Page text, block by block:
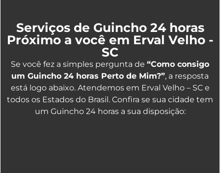
Serviços de Guincho 24 horas
Próximo a você em Erval Velho -
SC
Se você fez a simples pergunta de “Como consigo
um Guincho 24 horas Perto de Mim?”, a resposta
está logo abaixo. Atendemos em Erval Velho – SC e
todos os Estados do Brasil. Confira se sua cidade tem
um Guincho 24 horas a sua disposição: